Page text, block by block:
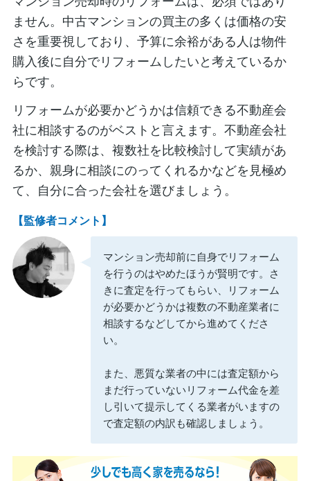
ません。中古マンションの買主の多くは価格の安
さを重要視しており、予算に余裕がある人は物件
購入後に自分でリフォームしたいと考えているか
らです。
リフォームが必要かどうかは信頼できる不動産会
社に相談するのがベストと言えます。不動産会社
を検討する際は、複数社を比較検討して実績があ
るか、親身に相談にのってくれるかなどを見極め
て、自分に合った会社を選びましょう。
【監修者コメント】
マンション売却前に自身でリフォーム
を行うのはやめたほうが賢明です。さ
きに査定を行ってもらい、リフォーム
が必要かどうかは複数の不動産業者に
相談するなどしてから進めてくださ
い。
また、悪質な業者の中には査定額から
まだ行っていないリフォーム代金を差
し引いて提示してくる業者がいますの
で査定額の内訳も確認しましょう。